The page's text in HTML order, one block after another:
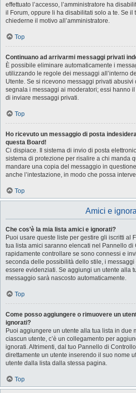
effettuato l’accesso, l’amministratore ha
il Forum, oppure li ha disabilitati solo a te. Se il
chiederne il motivo all’amministratore.
Top
Continuano ad arrivarmi messaggi privati
È possibile eliminare automaticamente i
utilizzando le regole dei messaggi all’interno
Utente. Se si ricevono messaggi privati
segnala i messaggi ai moderatori; essi hanno
di inviare messaggi privati​​.
Top
Ho ricevuto un messaggio di posta
questa Board!
Ci dispiace. Il sistema di invio di posta
sistema di protezione per risalire a chi manda
mandare una copia del messaggio in
anche l’intestazione, in modo che possa
Top
Amici e
Che cos’è la mia lista amici e ignorati?
Puoi usare queste liste per gestire gli iscritti al
tua lista amici saranno elencati nel Pannello di
rapidamente controllare se sono connessi e
seconda delle possibilità dello stile, i
essere evidenziati. Se aggiungi un utente alla
messaggio sarà nascosto automaticamente.
Top
Come posso aggiungere o rimuovere un
ignorati?
Puoi aggiungere un utente alla tua lista in due
ciascun utente, c’è un collegamento per
ignorati. Altrimenti, dal tuo Pannello di
direttamente un utente inserendo il suo nome
utente dalla lista dalla stessa pagina.
Top